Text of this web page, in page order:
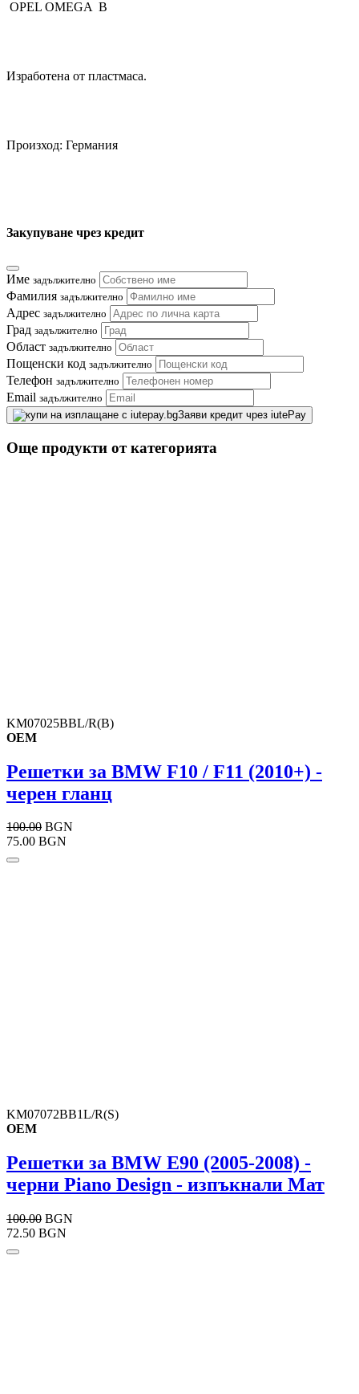
OPEL OMEGA B
Изработена от пластмаса.
Произход: Германия
Закупуване чрез кредит
Име задължително
Фамилия задължително
Адрес задължително
Град задължително
Област задължително
Пощенски код задължително
Телефон задължително
Email задължително
Заяви кредит чрез iutePay
Още продукти от категорията
KM07025BBL/R(B)
OEM
Решетки за BMW F10 / F11 (2010+) -
черен гланц
100.00 BGN
75.00 BGN
KM07072BB1L/R(S)
OEM
Решетки за BMW E90 (2005-2008) -
черни Piano Design - изпъкнали Мат
100.00 BGN
72.50 BGN